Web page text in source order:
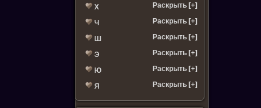
Х Раскрыть [+]
Ч Раскрыть [+]
Ш Раскрыть [+]
Э Раскрыть [+]
Ю Раскрыть [+]
Я Раскрыть [+]